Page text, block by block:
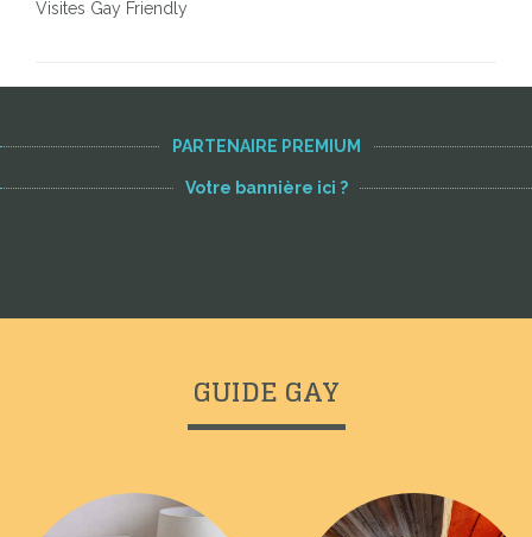
Visites Gay Friendly
PARTENAIRE PREMIUM
Votre bannière ici ?
GUIDE GAY